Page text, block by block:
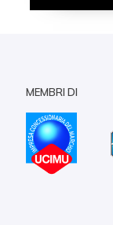
MEMBRI DI